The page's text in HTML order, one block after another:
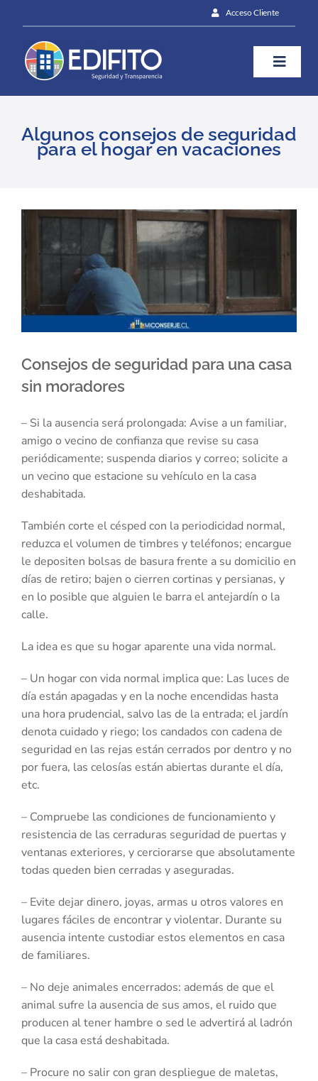
content
Acceso Cliente
Toggle
Plan
Blog
Contáctanos
Algunos consejos de seguridad
para el hogar en vacaciones
View
Image
Consejos de seguridad para una casa
sin moradores
– Si la ausencia será prolongada: Avise a un familiar,
amigo o vecino de confianza que revise su casa
periódicamente; suspenda diarios y correo; solicite a
un vecino que estacione su vehículo en la casa
deshabitada.
También corte el césped con la periodicidad normal,
reduzca el volumen de timbres y teléfonos; encargue
le depositen bolsas de basura frente a su domicilio en
días de retiro; bajen o cierren cortinas y persianas, y
en lo posible que alguien le barra el antejardín o la
calle.
La idea es que su hogar aparente una vida normal.
– Un hogar con vida normal implica que: Las luces de
día están apagadas y en la noche encendidas hasta
una hora prudencial, salvo las de la entrada; el jardín
denota cuidado y riego; los candados con cadena de
seguridad en las rejas están cerrados por dentro y no
por fuera, las celosías están abiertas durante el día,
etc.
– Compruebe las condiciones de funcionamiento y
resistencia de las cerraduras seguridad de puertas y
ventanas exteriores, y cerciorarse que absolutamente
todas queden bien cerradas y aseguradas.
– Evite dejar dinero, joyas, armas u otros valores en
lugares fáciles de encontrar y violentar. Durante su
ausencia intente custodiar estos elementos en casa
de familiares.
– No deje animales encerrados: además de que el
animal sufre la ausencia de sus amos, el ruido que
producen al tener hambre o sed le advertirá al ladrón
que la casa está deshabitada.
– Procure no salir con gran despliegue de maletas,